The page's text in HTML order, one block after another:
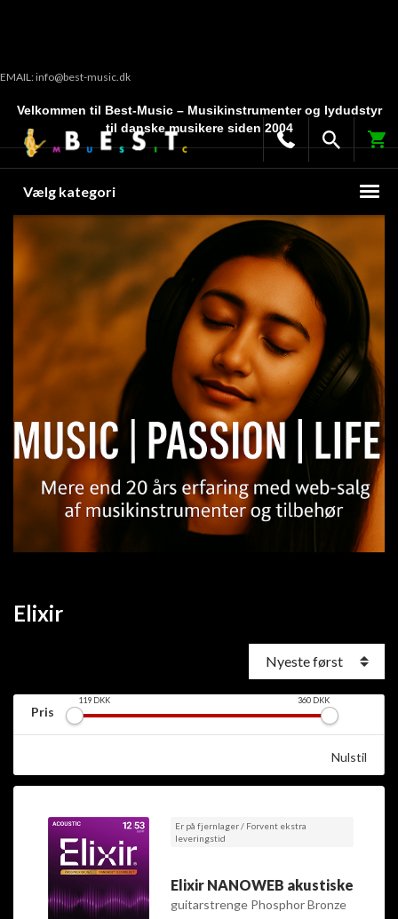
EMAIL: info@best-music.dk
Velkommen til Best-Music – Musikinstrumenter og lydudstyr
til danske musikere siden 2004
Vælg kategori
Nulstil
Pris
119 DKK 360 DKK
Elixir
Er på fjernlager / Forvent ekstra
leveringstid
Elixir NANOWEB akustiske
guitarstrenge Phosphor Bronze